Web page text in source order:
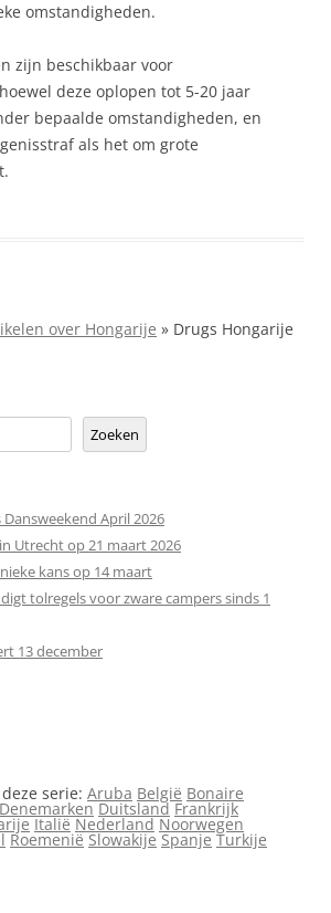
omstandigheden.
zijn beschikbaar voor
deze oplopen tot 5-20 jaar
bepaalde omstandigheden, en
als het om grote
over Hongarije » Drugs Hongarije
Zoeken
April 2026
Utrecht op 21 maart 2026
kans op 14 maart
tolregels voor zware campers sinds 1
13 december
serie: Aruba België Bonaire
Denemarken Duitsland Frankrijk
Italië Nederland Noorwegen
Roemenië Slowakije Spanje Turkije